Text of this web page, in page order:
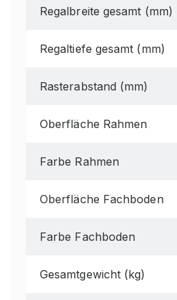
Regalbreite gesamt (mm)
Regaltiefe gesamt (mm)
Rasterabstand (mm)
Oberfläche Rahmen
Farbe Rahmen
Oberfläche Fachboden
Farbe Fachboden
Gesamtgewicht (kg)